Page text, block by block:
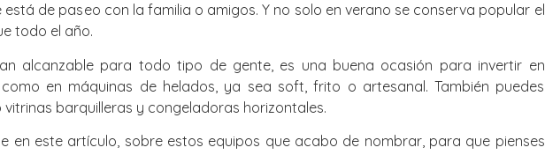
de paseo con la familia o amigos. Y no solo en verano se conserva popular el
todo el año.
alcanzable para todo tipo de gente, es una buena ocasión para invertir en
en máquinas de helados, ya sea soft, frito o artesanal. También puedes
barquilleras y congeladoras horizontales.
en este artículo, sobre estos equipos que acabo de nombrar, para que pienses